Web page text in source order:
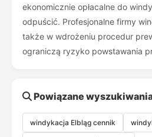
ekonomicznie opłacalne do
odpuścić. Profesjonalne firmy
także w wdrożeniu procedur
ograniczą ryzyko powstawania
Powiązane
windykacja Elbląg cennik